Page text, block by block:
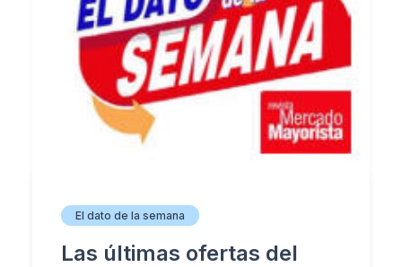
El dato de la semana
Las últimas ofertas del